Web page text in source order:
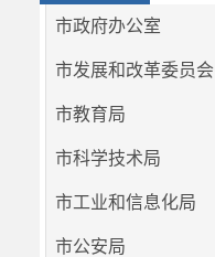
市政府办公室
市发展和改革委员会
市教育局
市科学技术局
市工业和信息化局
市公安局